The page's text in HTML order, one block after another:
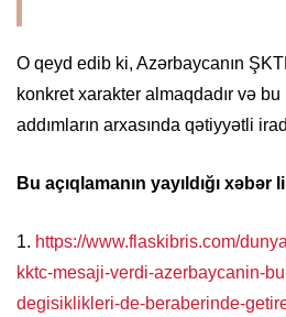
O qeyd edib ki, Azərbaycanın
konkret xarakter almaqdadır və bu
addımların arxasında qətiyyətli
Bu açıqlamanın yayıldığı
1. https://www.flaskibris.com/
kktc-mesaji-verdi-azerbaycanin-
degisiklikleri-de-beraberinde-